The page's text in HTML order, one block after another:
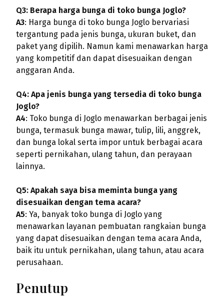
Q3: Berapa harga bunga di toko bunga Joglo?
A3: Harga bunga di toko bunga Joglo bervariasi
tergantung pada jenis bunga, ukuran buket, dan
paket yang dipilih. Namun kami menawarkan harga
yang kompetitif dan dapat disesuaikan dengan
anggaran Anda.
Q4: Apa jenis bunga yang tersedia di toko bunga
Joglo?
A4: Toko bunga di Joglo menawarkan berbagai jenis
bunga, termasuk bunga mawar, tulip, lili, anggrek,
dan bunga lokal serta impor untuk berbagai acara
seperti pernikahan, ulang tahun, dan perayaan
lainnya.
Q5: Apakah saya bisa meminta bunga yang
disesuaikan dengan tema acara?
A5: Ya, banyak toko bunga di Joglo yang
menawarkan layanan pembuatan rangkaian bunga
yang dapat disesuaikan dengan tema acara Anda,
baik itu untuk pernikahan, ulang tahun, atau acara
perusahaan.
Penutup